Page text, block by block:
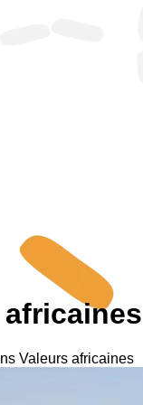
Valeurs africaines